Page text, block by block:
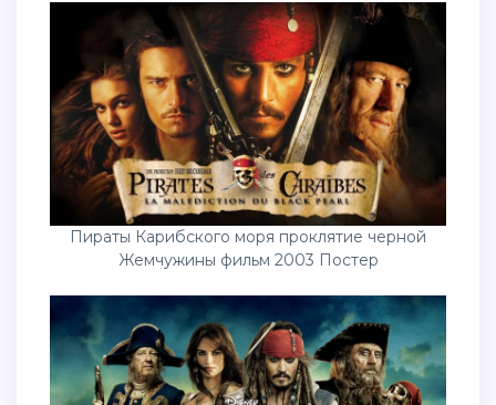
Пираты Карибского моря проклятие черной
Жемчужины фильм 2003 Постер